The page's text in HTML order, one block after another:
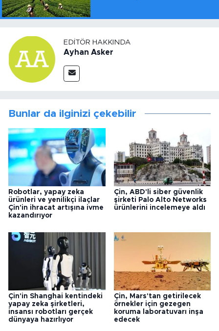
EDITÖR HAKKINDA
Ayhan Asker
Bunlar da ilginizi çekebilir
Robotlar, yapay zeka
ürünleri ve yenilikçi ilaçlar
Çin'in ihracat artışına ivme
kazandırıyor
Çin, ABD'li siber güvenlik
şirketi Palo Alto Networks
ürünlerini incelemeye aldı
Çin'in Shanghai kentindeki
yapay zeka şirketleri,
insansı robotları gerçek
dünyaya hazırlıyor
Çin, Mars'tan getirilecek
örnekler için gezegen
koruma laboratuvarı inşa
edecek